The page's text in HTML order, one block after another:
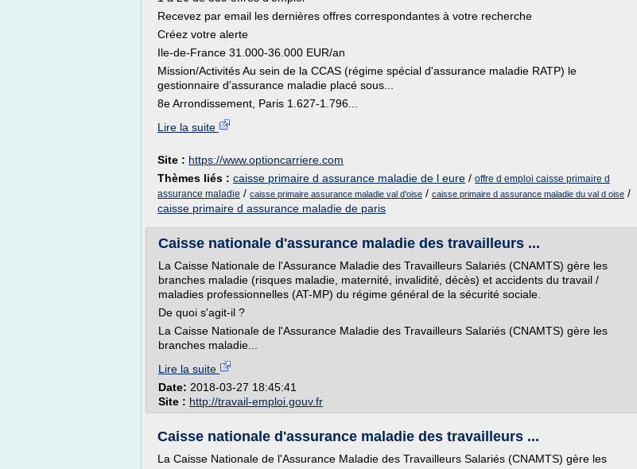
Recevez par email les dernières offres correspondantes à votre recherche
Créez votre alerte
Ile-de-France 31.000-36.000 EUR/an
Mission/Activités Au sein de la CCAS (régime spécial d'assurance maladie RATP) le
gestionnaire d'assurance maladie placé sous...
8e Arrondissement, Paris 1.627-1.796...
Lire la suite
Site : https://www.optioncarriere.com
Thèmes liés : caisse primaire d assurance maladie de l eure / offre d emploi caisse primaire d
assurance maladie / caisse primaire assurance maladie val d'oise / caisse primaire d assurance maladie du val d oise /
caisse primaire d assurance maladie de paris
Caisse nationale d'assurance maladie des travailleurs ...
La Caisse Nationale de l'Assurance Maladie des Travailleurs Salariés (CNAMTS) gère les
branches maladie (risques maladie, maternité, invalidité, décès) et accidents du travail /
maladies professionnelles (AT-MP) du régime général de la sécurité sociale.
De quoi s'agit-il ?
La Caisse Nationale de l'Assurance Maladie des Travailleurs Salariés (CNAMTS) gère les
branches maladie...
Lire la suite
Date: 2018-03-27 18:45:41
Site : http://travail-emploi.gouv.fr
Caisse nationale d'assurance maladie des travailleurs ...
La Caisse Nationale de l'Assurance Maladie des Travailleurs Salariés (CNAMTS) gère les